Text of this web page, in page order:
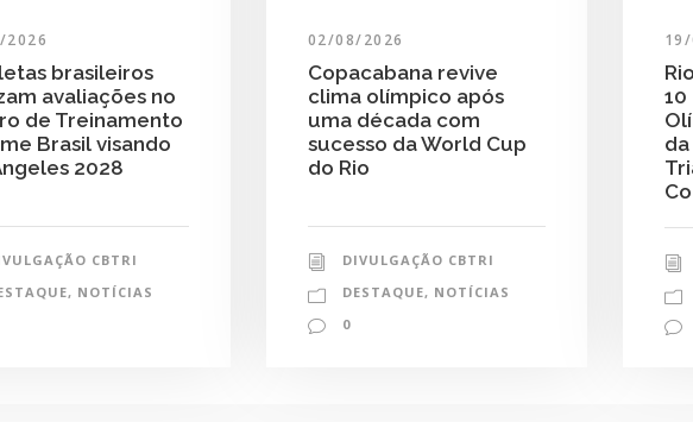
brasileiros
avaliações no
de Treinamento
Brasil visando
2028
CBTRI
, NOTÍCIAS
02/08/2026
Copacabana revive
clima olímpico após
uma década com
sucesso da World Cup
do Rio
DIVULGAÇÃO CBTRI
DESTAQUE, NOTÍCIAS
0
10